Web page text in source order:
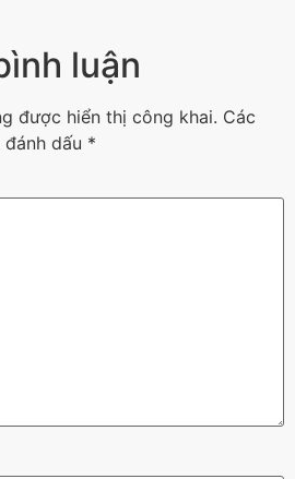
luận
được hiển thị công khai. Các
dấu *